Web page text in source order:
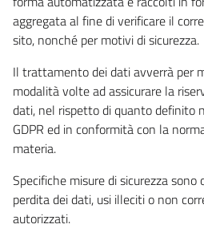
aggregata al fine di verificare il
sito, nonché per motivi di sicurezza.
Il trattamento dei dati avverrà per
modalità volte ad assicurare la
dati, nel rispetto di quanto definito
GDPR ed in conformità con la
materia.
Specifiche misure di sicurezza
perdita dei dati, usi illeciti o non
autorizzati.